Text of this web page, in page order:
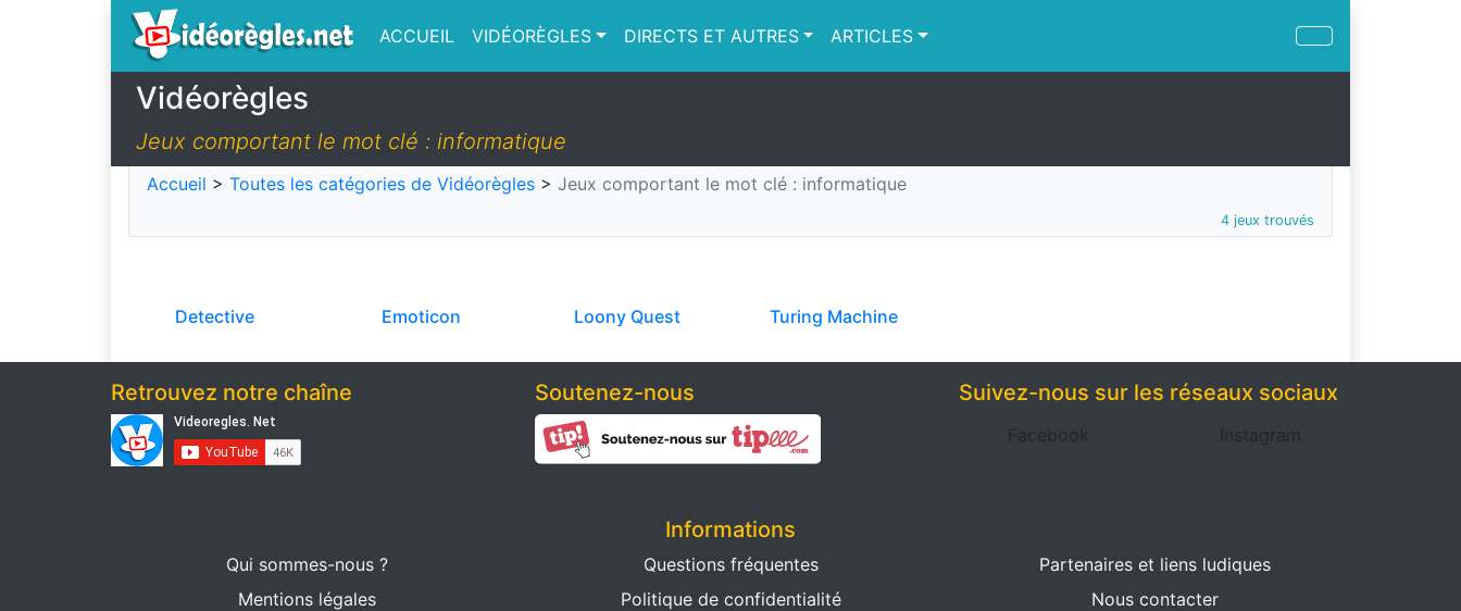
ACCUEIL VIDÉORÈGLES DIRECTS ET AUTRES ARTICLES
Vidéorègles
Jeux comportant le mot clé : informatique
Accueil > Toutes les catégories de Vidéorègles > Jeux comportant le mot clé : informatique
4 jeux trouvés
Detective Emoticon Loony Quest Turing Machine
Retrouvez notre chaîne Soutenez-nous Suivez-nous sur les réseaux sociaux
Facebook Instagram
Informations
Qui sommes-nous ? Questions fréquentes
Partenaires et liens ludiques
Mentions légales
Politique de confidentialité Nous contacter